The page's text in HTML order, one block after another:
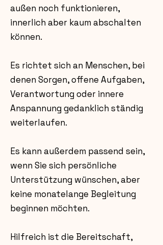
außen noch funktionieren,
innerlich aber kaum abschalten
können.
Es richtet sich an Menschen, bei
denen Sorgen, offene Aufgaben,
Verantwortung oder innere
Anspannung gedanklich ständig
weiterlaufen.
Es kann außerdem passend sein,
wenn Sie sich persönliche
Unterstützung wünschen, aber
keine monatelange Begleitung
beginnen möchten.
Hilfreich ist die Bereitschaft,